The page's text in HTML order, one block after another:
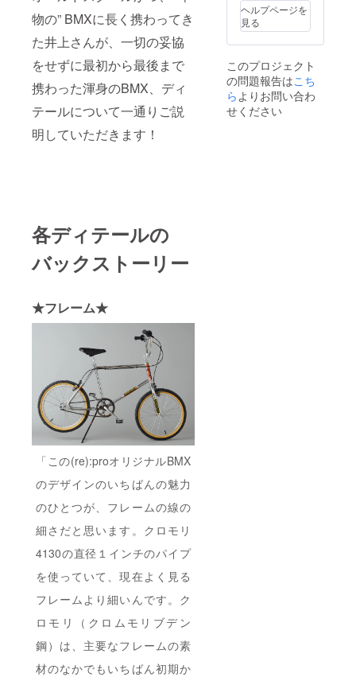
物の” BMXに長く携わってき
た井上さんが、一切の妥協
をせずに最初から最後まで
携わった渾身のBMX、ディ
テールについて一通りご説
明していただきます！
各ディテールの
バックストーリー
★フレーム★
「この(re):proオリジナルBMX
のデザインのいちばんの魅力
のひとつが、フレームの線の
細さだと思います。クロモリ
4130の直径１インチのパイプ
を使っていて、現在よく見る
フレームより細いんです。ク
ロモリ（クロムモリブデン
鋼）は、主要なフレームの素
材のなかでもいちばん初期か
ヘルプページを
見る
このプロジェクト
の問題報告はこち
らよりお問い合わ
せください